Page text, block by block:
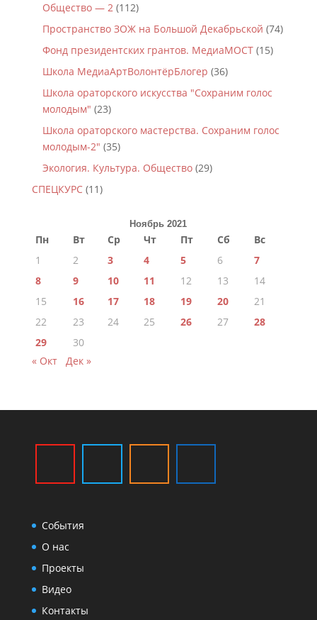
Общество — 2(112)
Пространство ЗОЖ на Большой Декабрьской (74)
Фонд президентских грантов. МедиаМОСТ(15)
Школа МедиаАртВолонтёрБлогер (36)
Школа ораторского искусства "Сохраним голос
молодым" (23)
Школа ораторского мастерства. Сохраним голос
молодым-2" (35)
Экология. Культура. Общество(29)
СПЕЦКУРС(11)
Ноябрь 2021
Пн Вт Ср Чт Пт Сб
Вс
1
2 3 4 5 6
7
8
9 10 11 12 13
14
15
16 17 18 19 20
21
22
23 24 25 26 27
28
29
30
« Окт
Дек »
События
О нас
Проекты
Видео
Контакты